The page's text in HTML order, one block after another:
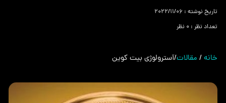
تاریخ نوشته : 2022/11/06
تعداد نظر : 0 نظر
خانه/ مقالات/آسترولوژی بیت کوین